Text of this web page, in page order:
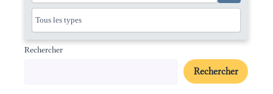
Rechercher
Rechercher